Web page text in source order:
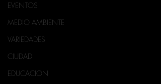
EVENTOS
MEDIO AMBIENTE
VARIEDADES
CIUDAD
EDUCACION